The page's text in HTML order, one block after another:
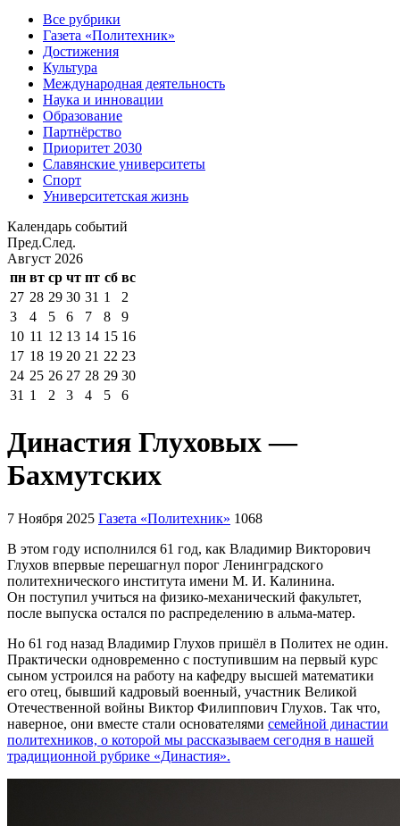
Все рубрики
Газета «Политехник»
Достижения
Культура
Международная деятельность
Наука и инновации
Образование
Партнёрство
Приоритет 2030
Славянские университеты
Спорт
Университетская жизнь
Календарь событий
Пред.След.
Август 2026
пн вт ср чт пт сб вс
27 28 29 30 31 1
2
3
4 5 6 7 8
9
10 11 12 13 14 15 16
17 18 19 20 21 22 23
24 25 26 27 28 29 30
31 1 2 3 4 5 6
Династия Глуховых —
Бахмутских
7 Ноября 2025 Газета «Политехник» 1068
В этом году исполнился 61 год, как Владимир Викторович
Глухов впервые перешагнул порог Ленинградского
политехнического института имени М. И. Калинина.
Он поступил учиться на физико-механический факультет,
после выпуска остался по распределению в альма-матер.
Но 61 год назад Владимир Глухов пришёл в Политех не один.
Практически одновременно с поступившим на первый курс
сыном устроился на работу на кафедру высшей математики
его отец, бывший кадровый военный, участник Великой
Отечественной войны Виктор Филиппович Глухов. Так что,
наверное, они вместе стали основателями семейной династии
политехников, о которой мы рассказываем сегодня в нашей
традиционной рубрике «Династия».